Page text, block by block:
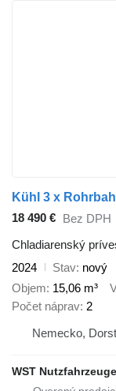
Kühl 3 x
18 490 € Bez DPH
Chladiarenský
2024
Stav nový
Objem 15,06 m³
Počet náprav 2
Nemecko,
WST Nutzfahrzeuge